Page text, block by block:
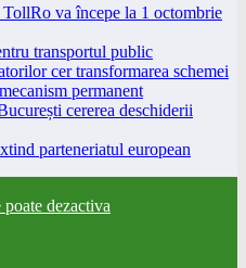
va începe la 1 octombrie
transportul public
cer transformarea schemei
permanent
cererea deschiderii
parteneriatul european
dezactiva